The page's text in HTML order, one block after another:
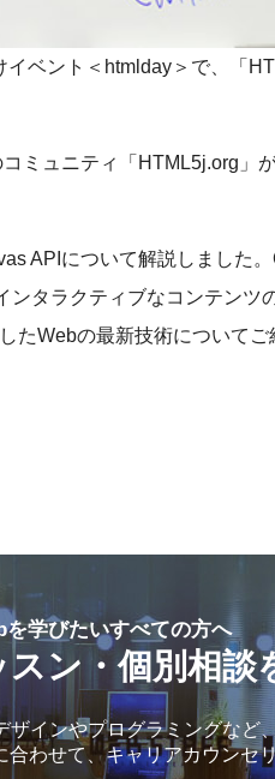
ベント＜htmlday＞で、「
ミュニティ「HTML5j.org」
APIについて解説しました
タラクティブなコンテンツ
たWebの最新技術についてご
を学びたいすべての方へ
ン・個別相談
インやプログラミングなど
わせて、キャリアカウンセ